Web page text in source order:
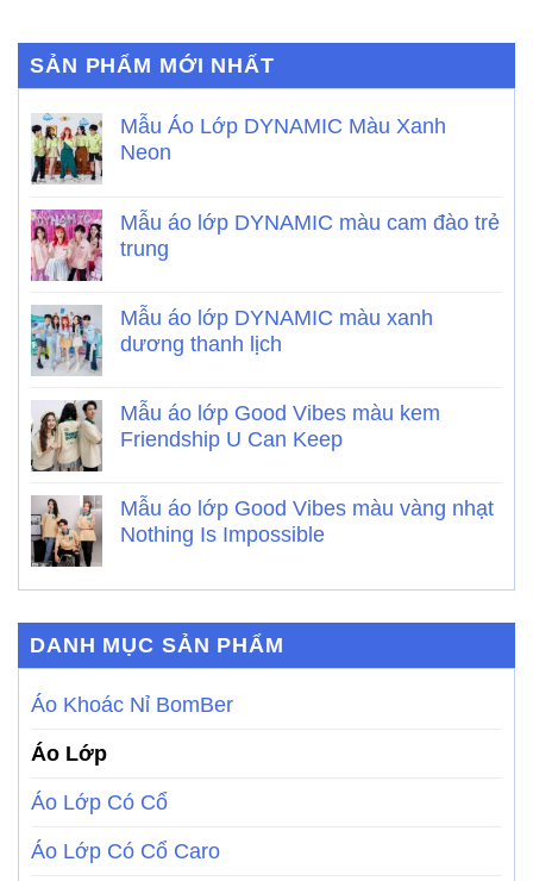
SẢN PHẨM MỚI NHẤT
Mẫu Áo Lớp DYNAMIC Màu Xanh
Neon
Mẫu áo lớp DYNAMIC màu cam đào trẻ
trung
Mẫu áo lớp DYNAMIC màu xanh
dương thanh lịch
Mẫu áo lớp Good Vibes màu kem
Friendship U Can Keep
Mẫu áo lớp Good Vibes màu vàng nhạt
Nothing Is Impossible
DANH MỤC SẢN PHẨM
Áo Khoác Nỉ BomBer
Áo Lớp
Áo Lớp Có Cổ
Áo Lớp Có Cổ Caro